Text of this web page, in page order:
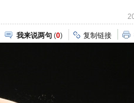
我来说两句 (0) 复制链接